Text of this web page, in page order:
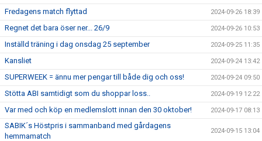
Fredagens match flyttad 2024-09-26 18:39
Regnet det bara öser ner... 26/9 2024-09-26 10:53
Inställd träning i dag onsdag 25 september 2024-09-25 11:35
Kansliet 2024-09-24 13:42
SUPERWEEK = ännu mer pengar till både dig och oss! 2024-09-24 09:50
Stötta ABI samtidigt som du shoppar loss.. 2024-09-19 12:22
Var med och köp en medlemslott innan den 30 oktober! 2024-09-17 08:13
SABIK´s Höstpris i sammanband med gårdagens
hemmamatch
2024-09-15 13:04